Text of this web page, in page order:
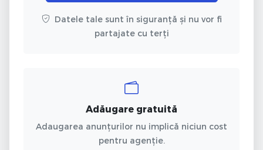
Datele tale sunt în siguranță și nu vor fi
partajate cu terți
Adăugare gratuită
Adaugarea anunțurilor nu implică niciun cost
pentru agenție.